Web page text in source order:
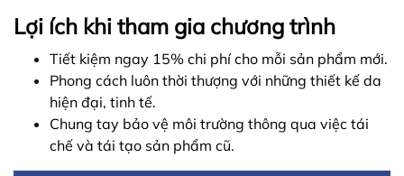
Lợi ích khi tham gia chương trình
Tiết kiệm ngay 15% chi phí cho mỗi sản phẩm mới.
Phong cách luôn thời thượng với những thiết kế da
hiện đại, tinh tế.
Chung tay bảo vệ môi trường thông qua việc tái
chế và tái tạo sản phẩm cũ.